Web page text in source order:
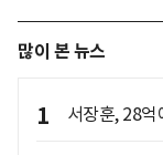
많이 본 뉴스
1 서장훈, 28